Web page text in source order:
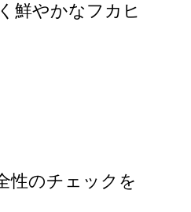
鮮やかなフカヒ
性のチェックを